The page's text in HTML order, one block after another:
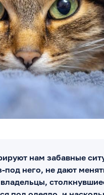
нам забавные
него, не дают